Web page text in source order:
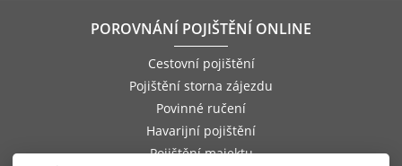
POROVNÁNÍ POJIŠTĚNÍ ONLINE
Cestovní pojištění
Pojištění storna zájezdu
Povinné ručení
Havarijní pojištění
Pojištění majektu